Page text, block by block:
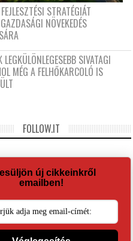
STRATÉGIÁT
NÖVEKEDÉS
SIVATAGI
MÉG A FELHŐKARCOLÓ IS
FOLLOW.IT
új cikkeinkről
emailben!